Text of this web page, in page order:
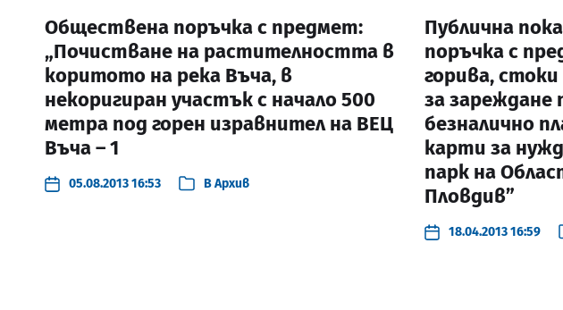
Обществена поръчка с предмет:
„Почистване на растителността в
коритото на река Въча, в
некоригиран участък с начало 500
метра под горен изравнител на ВЕЦ
Въча – 1
05.08.2013 16:53 ВАрхив
Публична
поръчка с
горива, стоки
за зареждане
безналично
карти за
парк на
Пловдив”
18.04.2013 16:59